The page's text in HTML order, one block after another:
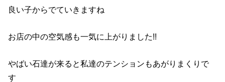
良い子からでていきますね
お店の中の空気感も一気に上がりました!!
やばい石達が来ると私達のテンションもあがりまくりで
す